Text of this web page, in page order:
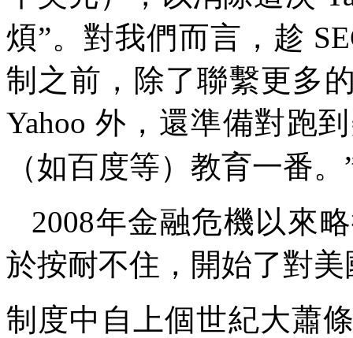
煩”。對我們而言，趁
制之前，除了聯繫更多
Yahoo 外，還準備對跑
（如百度等）教育一番。
2008年金融危機以來
於按耐不住，開始了對美
制度中自上個世紀大蕭